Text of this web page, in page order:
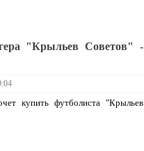
"Крыльев Советов" -
купить футболиста "Крыльев